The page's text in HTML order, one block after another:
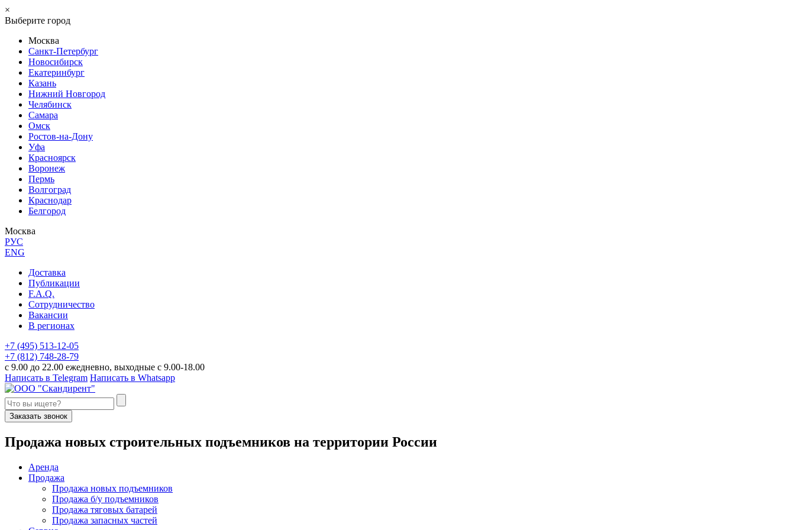
×
Выберите город
Москва
Санкт-Петербург
Новосибирск
Екатеринбург
Казань
Нижний Новгород
Челябинск
Самара
Омск
Ростов-на-Дону
Уфа
Красноярск
Воронеж
Пермь
Волгоград
Краснодар
Белгород
Москва
РУС
ENG
Доставка
Публикации
F.A.Q.
Сотрудничество
Вакансии
В регионах
+7 (495) 513-12-05
+7 (812) 748-28-79
с 9.00 до 22.00 ежедневно, выходные с 9.00-18.00
Написать в Telegram Написать в Whatsapp
Заказать звонок
Продажа новых строительных подъемников на территории России
Аренда
Продажа
Продажа новых подъемников
Продажа б/у подъемников
Продажа тяговых батарей
Продажа запасных частей